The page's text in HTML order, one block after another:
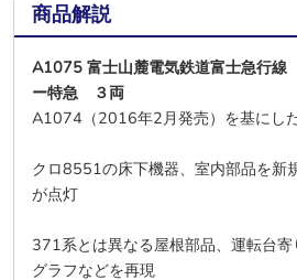
商品解説
A1075 富士山麓電気鉄道富士急行
ー特急 ３両
A1074（2016年2月発売）を基にし
クロ8551の床下機器、室内部品を新
が点灯
371系とは異なる屋根部品、運転台寄
グラフなどを再現